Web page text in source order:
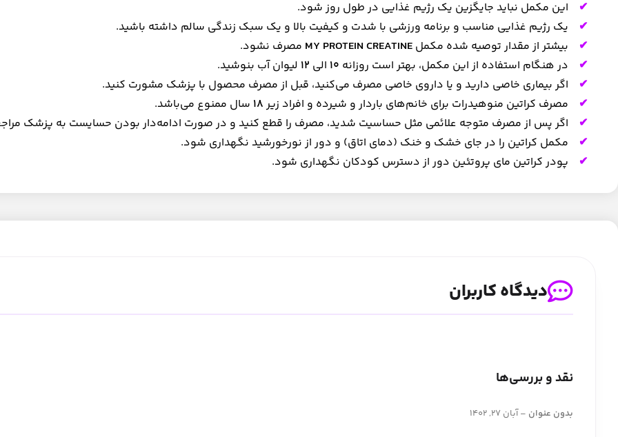
این مکمل نباید جایگزین یک رژیم غذایی در طول روز شود.
یک رژیم غذایی مناسب و برنامه ورزشی با شدت و کیفیت بالا و یک سبک زندگی سالم داشته باشید.
بیشتر از مقدار توصیه شده مکمل MY PROTEIN CREATINE مصرف نشود.
در هنگام استفاده از این مکمل، بهتر است روزانه ۱۰ الی ۱۲ لیوان آب بنوشید.
اگر بیماری خاصی دارید و یا داروی خاصی مصرف می‌کنید، قبل از مصرف محصول با پزشک مشورت کنید.
مصرف کراتین منوهیدرات برای خانم‌های باردار و شیرده و افراد زیر ۱۸ سال ممنوع می‌باشد.
اگر پس از مصرف متوجه علائمی مثل حساسیت شدید، مصرف را قطع کنید و در صورت ادامه‌دار بودن حسایست به پزشک
مکمل کراتین را در جای خشک و خنک (دمای اتاق) و دور از نورخورشید نگهداری شود.
پودر کراتین مای پروتئین دور از دسترس کودکان نگهداری شود.
دیدگاه کاربران
نقد و بررسی‌ها
بدون عنوان – آبان 27, 1402